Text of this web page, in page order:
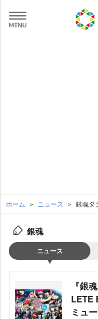
ホーム ニュース 銀魂タ
銀魂
ニュース
『銀
LETE
ミュ